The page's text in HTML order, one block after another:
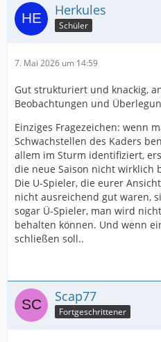
Herkules
Schüler
7. Mai 2026 um 14:59
Gut strukturiert und knackig,
Beobachtungen und
Einziges Fragezeichen: wenn
Schwachstellen des Kaders
allem im Sturm identifiziert,
die neue Saison nicht wirklich
Die U-Spieler, die eurer
nicht ausreichend gut waren,
sogar Ü-Spieler, man wird
behalten können. Und wenn
schließen soll..
Scap77
Fortgeschrittener